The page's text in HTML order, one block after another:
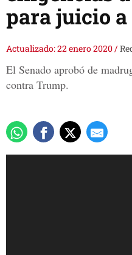
para juicio
Actualizado: 22 enero 2020/
El Senado aprobó de
contra Trump.